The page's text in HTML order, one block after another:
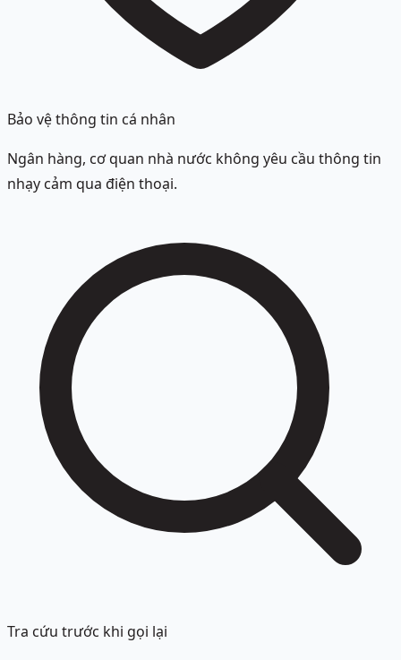
Bảo vệ thông tin cá nhân
Ngân hàng, cơ quan nhà nước không yêu cầu thông tin
nhạy cảm qua điện thoại.
Tra cứu trước khi gọi lại